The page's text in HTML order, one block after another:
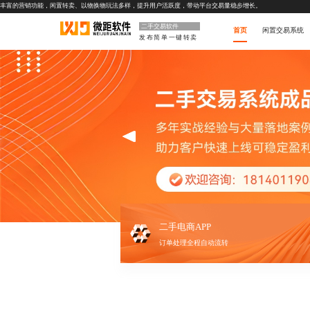
丰富的营销功能，闲置转卖、以物换物玩法多样，提升用户活跃度，带动平台交易量稳步增长。
二手交易软件
发布简单一键转卖
首页 闲置交易系统
二手电商APP
订单处理全程自动流转